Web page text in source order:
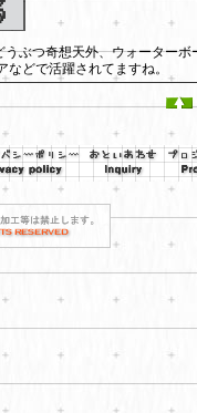
うぶつ奇想天外、ウォーター
などで活躍されてますね。